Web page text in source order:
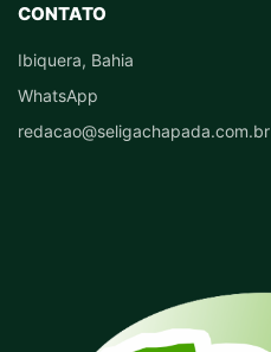
CONTATO
Ibiquera, Bahia
WhatsApp
redacao@seligachapada.com.br